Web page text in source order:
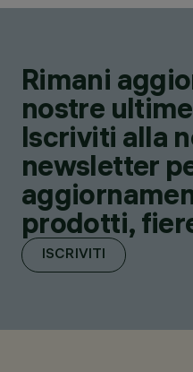
Rimani
nostre
Iscriviti alla
newsletter
prodotti,
ISCRIVITI